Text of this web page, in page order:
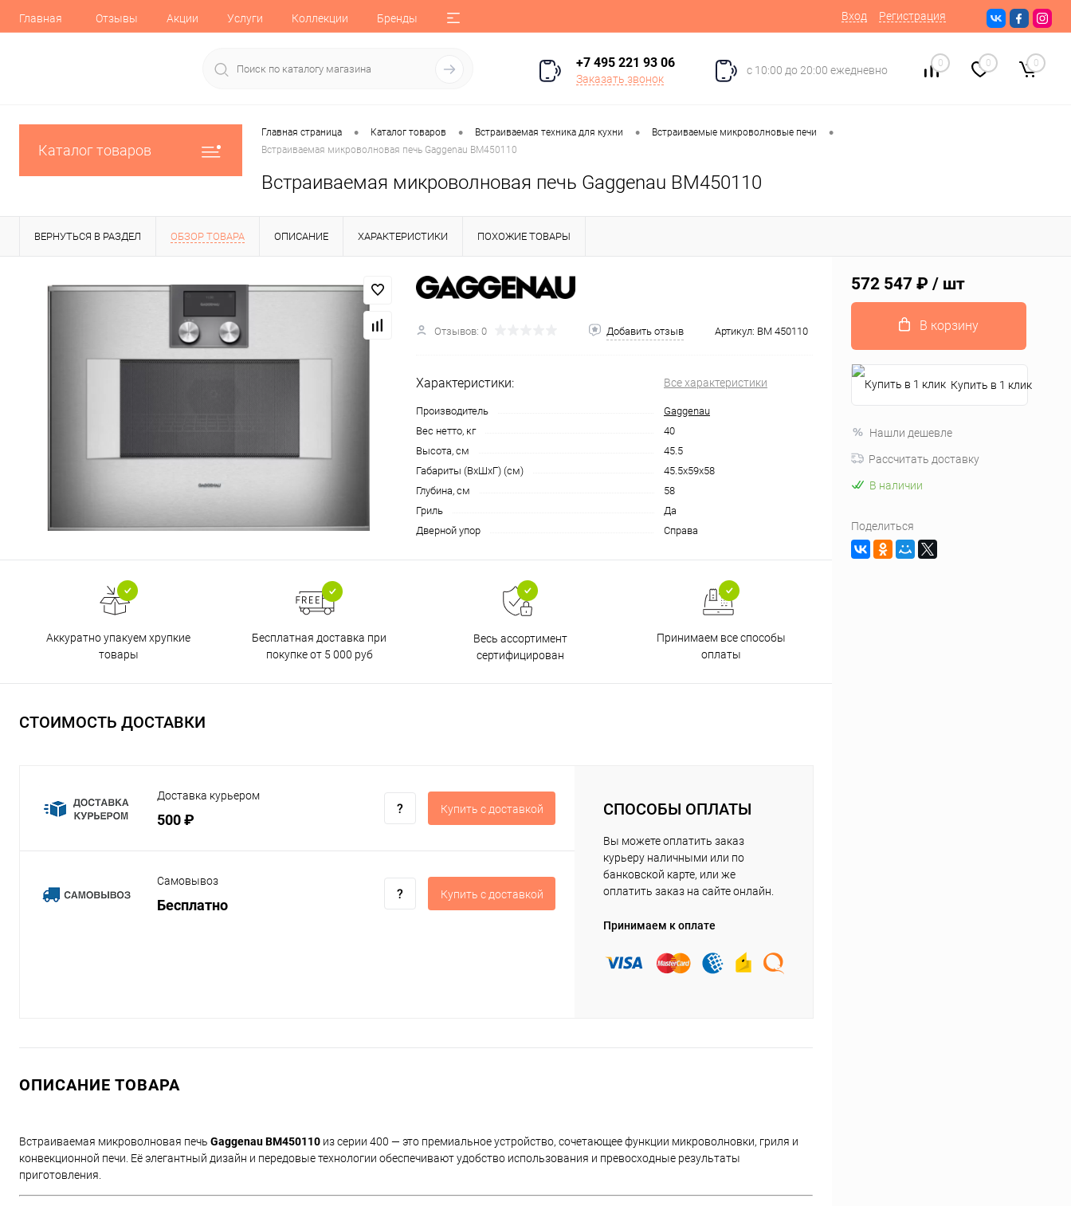
Главная Отзывы Акции Услуги Коллекции Бренды Вход Регистрация
+7 495 221 93 06
Заказать звонок
с 10:00 до 20:00 ежедневно
0 0 0
Каталог товаров
Главная страница • Каталог товаров • Встраиваемая техника для кухни • Встраиваемые микроволновые печи •
Встраиваемая микроволновая печь Gaggenau BM450110
Встраиваемая микроволновая печь Gaggenau BM450110
ВЕРНУТЬСЯ В РАЗДЕЛ ОБЗОР ТОВАРА ОПИСАНИЕ ХАРАКТЕРИСТИКИ ПОХОЖИЕ ТОВАРЫ
Отзывов: 0 Добавить отзыв Артикул: BM 450110
Характеристики: Все характеристики
Производитель
Gaggenau
Вес нетто, кг
40
Высота, см
45.5
Габариты (ВхШхГ) (cм)
45.5х59х58
Глубина, см
58
Гриль
Да
Дверной упор
Справа
Аккуратно упакуем хрупкие
товары
Бесплатная доставка при
покупке от 5 000 руб
Весь ассортимент
сертифицирован
Принимаем все способы
оплаты
СТОИМОСТЬ ДОСТАВКИ
Доставка курьером
500 ₽
Купить c доставкой
Самовывоз
Бесплатно
Купить c доставкой
СПОСОБЫ ОПЛАТЫ
Вы можете оплатить заказ
курьеру наличными или по
банковской карте, или же
оплатить заказ на сайте онлайн.
Принимаем к оплате
ОПИСАНИЕ ТОВАРА
Встраиваемая микроволновая печь Gaggenau BM450110 из серии 400 — это премиальное устройство, сочетающее функции микроволновки, гриля и
конвекционной печи. Её элегантный дизайн и передовые технологии обеспечивают удобство использования и превосходные результаты
приготовления.​
572 547 ₽ / шт
В корзину
Купить в 1 клик
Нашли дешевле
Рассчитать доставку
В наличии
Поделиться